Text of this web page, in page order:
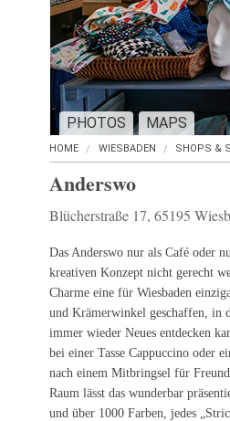
PHOTOS MAPS
HOME WIESBADEN SHOPS &
Anderswo
Blücherstraße 17, 65195
Das Anderswo nur als Café oder
kreativen Konzept nicht gerecht
Charme eine für Wiesbaden
und Krämerwinkel geschaffen, in
immer wieder Neues entdecken
bei einer Tasse Cappuccino oder
nach einem Mitbringsel für
Raum lässt das wunderbar
und über 1000 Farben, jedes